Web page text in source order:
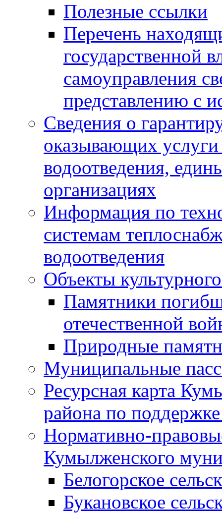
Полезные ссылки
Перечень
государственной
самоуправления
представлению с
Сведения о
оказывающих
водоотведения,
организациях
Информация по
системам
водоотведения
Объекты
Памятники
отечественной
Природные
Муниципальные
Ресурсная карта
района по
Нормативно-
Кумылженского
Белогорское
Букановское